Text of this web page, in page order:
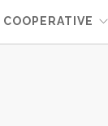
COOPERATIVE